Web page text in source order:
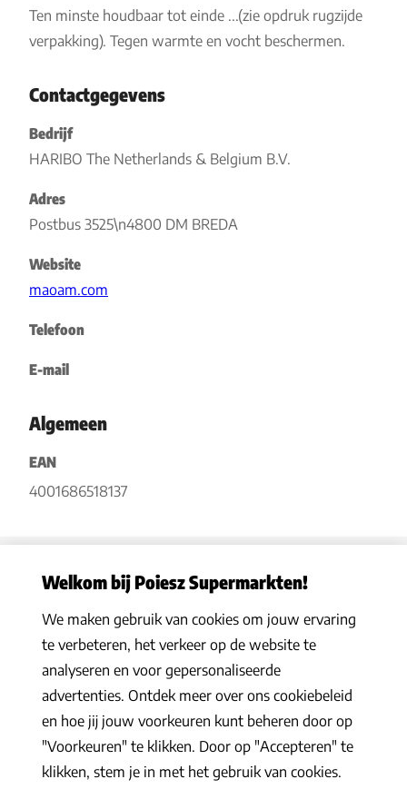
Ten minste houdbaar tot einde ...(zie opdruk rugzijde
verpakking). Tegen warmte en vocht beschermen.
Contactgegevens
Bedrijf
HARIBO The Netherlands & Belgium B.V.
Adres
Postbus 3525\n4800 DM BREDA
Website
maoam.com
Telefoon
E-mail
Algemeen
EAN
4001686518137
Privacy statement|Algemene voorwaarden |Hoe werkt het |
Veelgestelde vragen|Cookies
© 2026 Poiesz Supermarkten B.V. Alle rechten voorbehouden
Welkom bij Poiesz Supermarkten!
We maken gebruik van cookies om jouw ervaring
te verbeteren, het verkeer op de website te
analyseren en voor gepersonaliseerde
advertenties. Ontdek meer over ons cookiebeleid
en hoe jij jouw voorkeuren kunt beheren door op
"Voorkeuren" te klikken. Door op "Accepteren" te
klikken, stem je in met het gebruik van cookies.